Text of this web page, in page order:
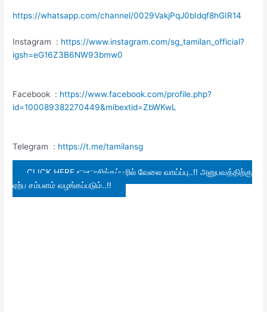
https://whatsapp.com/channel/0029VakjPqJ0bIdqf8hGIR14
Instagram : https://www.instagram.com/sg_tamilan_official?
igsh=eG16Z3B6NW93bmw0
Facebook : https://www.facebook.com/profile.php?
id=100089382270449&mibextid=ZbWKwL
Telegram : https://t.me/tamilansg
CLICK HERE 👉👉சிங்கப்பூரில் வேலை வாய்ப்பு..!! அனுபவத்திற்கு
ஏற்ப சம்பளம் வழங்கப்படும்..!!